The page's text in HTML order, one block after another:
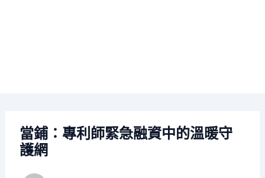
當鋪：專利師緊急融資中的溫暖守
護網